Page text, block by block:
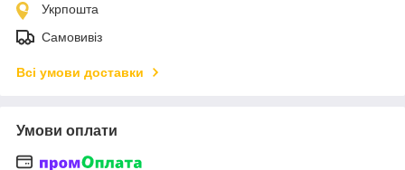
Укрпошта
Самовивіз
Всі умови доставки
Умови оплати